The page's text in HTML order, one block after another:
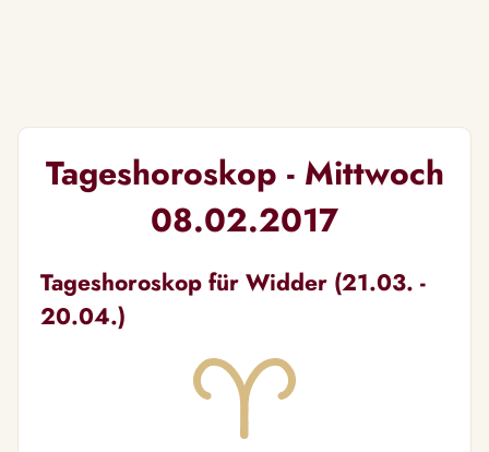
Tageshoroskop - Mittwoch
08.02.2017
Tageshoroskop für Widder (21.03. -
20.04.)